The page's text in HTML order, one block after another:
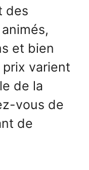
des
et bien
prix varient
de la
vous de
de